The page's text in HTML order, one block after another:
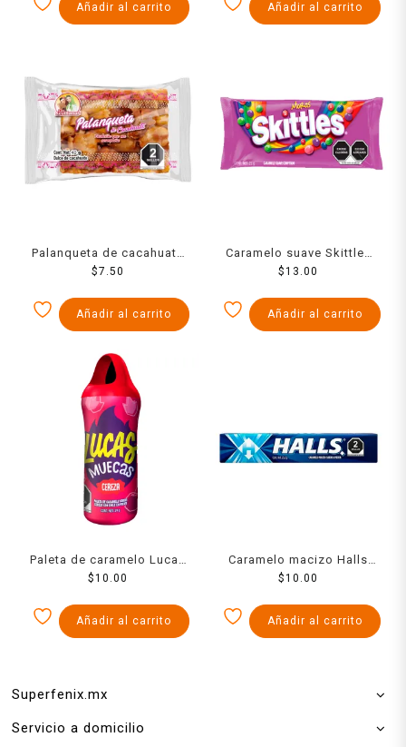
Añadir al carrito Añadir al carrito
Palanqueta de cacahuate
Las Sevillanas 40 g
$7.50
Añadir al carrito
Caramelo suave Skittles
moras 22 g
$13.00
Añadir al carrito
Paleta de caramelo Lucas
Muecas sabor cereza con
$10.00
Añadir al carrito
Caramelo macizo Halls
sabor menta 9 pzas 25.2 g
$10.00
Añadir al carrito
Superfenix.mx
Servicio a domicilio